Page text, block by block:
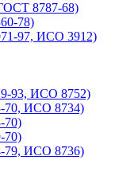
8787-68)
78)
97, ИСО 3912)
93, ИСО 8752)
ИСО 8734)
70)
70)
ИСО 8736)